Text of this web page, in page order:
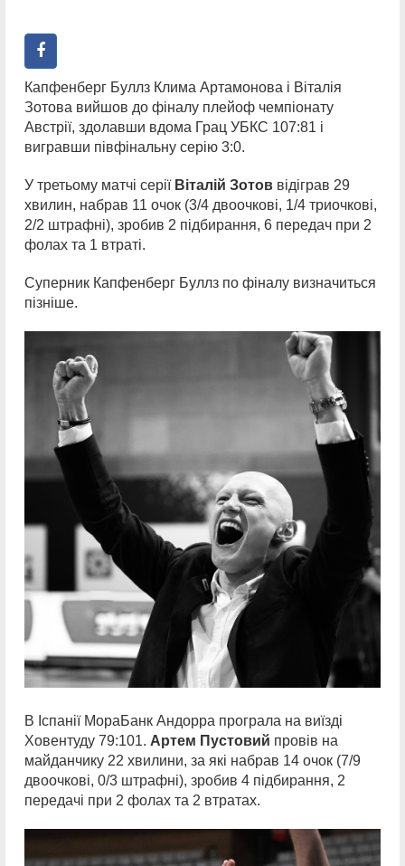
Капфенберг Буллз Клима Артамонова і Віталія
Зотова вийшов до фіналу плейоф чемпіонату
Австрії, здолавши вдома Грац УБКС 107:81 і
вигравши півфінальну серію 3:0.
У третьому матчі серії Віталій Зотов відіграв 29
хвилин, набрав 11 очок (3/4 двоочкові, 1/4 триочкові,
2/2 штрафні), зробив 2 підбирання, 6 передач при 2
фолах та 1 втраті.
Суперник Капфенберг Буллз по фіналу визначиться
пізніше.
В Іспанії МораБанк Андорра програла на виїзді
Ховентуду 79:101. Артем Пустовий провів на
майданчику 22 хвилини, за які набрав 14 очок (7/9
двоочкові, 0/3 штрафні), зробив 4 підбирання, 2
передачі при 2 фолах та 2 втратах.